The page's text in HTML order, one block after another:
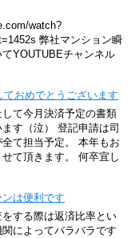
watch?
弊社マンション瞬
YOUTUBEチャンネル
ておめでとうございます
て今月決済予定の書類
す（泣） 登記申請は司
て担当予定。 本年もお
て頂きます。 何卒宜し
は便利です
する際は返済比率とい
によってバラバラです